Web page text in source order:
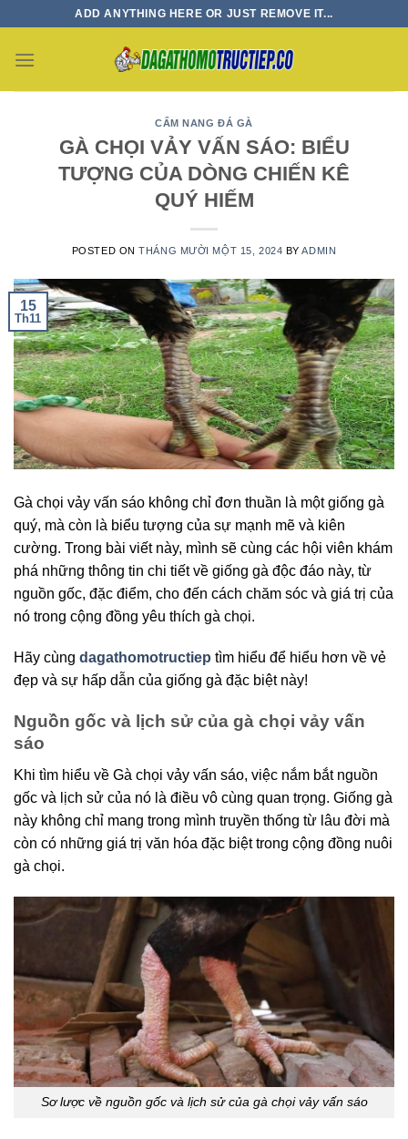
content
ADD ANYTHING HERE OR JUST REMOVE IT...
CẨM NANG ĐÁ GÀ
GÀ CHỌI VẢY VẤN SÁO: BIỂU
TƯỢNG CỦA DÒNG CHIẾN KÊ
QUÝ HIẾM
POSTED ONTHÁNG MƯỜI MỘT 15, 2024 BYADMIN
15
Th11
Gà chọi vảy vấn sáo không chỉ đơn thuần là một giống gà
quý, mà còn là biểu tượng của sự mạnh mẽ và kiên
cường. Trong bài viết này, mình sẽ cùng các hội viên khám
phá những thông tin chi tiết về giống gà độc đáo này, từ
nguồn gốc, đặc điểm, cho đến cách chăm sóc và giá trị của
nó trong cộng đồng yêu thích gà chọi.
Hãy cùng dagathomotructiep tìm hiểu để hiểu hơn về vẻ
đẹp và sự hấp dẫn của giống gà đặc biệt này!
Nguồn gốc và lịch sử của gà chọi vảy vấn
sáo
Khi tìm hiểu về Gà chọi vảy vấn sáo, việc nắm bắt nguồn
gốc và lịch sử của nó là điều vô cùng quan trọng. Giống gà
này không chỉ mang trong mình truyền thống từ lâu đời mà
còn có những giá trị văn hóa đặc biệt trong cộng đồng nuôi
gà chọi.
Sơ lược về nguồn gốc và lịch sử của gà chọi vảy vấn sáo